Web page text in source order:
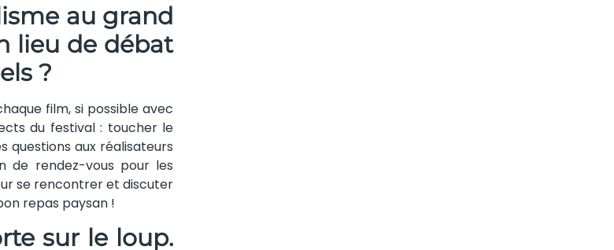
au grand
lieu de débat
?
film, si possible avec
du festival : toucher le
questions aux réalisateurs
de rendez-vous pour les
se rencontrer et discuter
repas paysan !
sur le loup.